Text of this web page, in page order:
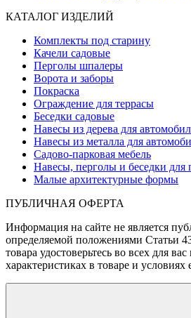
КАТАЛОГ ИЗДЕЛИЙ
Комплекты под старину
Качели садовые
Перголы шпалеры
Ворота и заборы
Покраска
Ограждение для террасы
Беседки садовые
Навесы из дерева для
Навесы из металла для
Садово-парковая мебель
Навесы, перголы и беседки для
Малые архитектурные формы
ПУБЛИЧНАЯ ОФЕРТА
Информация на сайте не является
определяемой положениями Статьи
товара удостоверьтесь во всех для
характеристиках в товаре и условиях